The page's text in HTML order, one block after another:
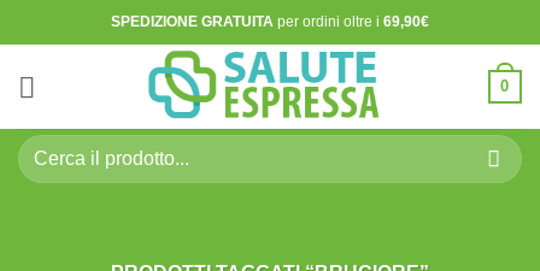
ai
contenuti
SPEDIZIONE GRATUITA per ordini oltre i 69,90€
0
Cerca: